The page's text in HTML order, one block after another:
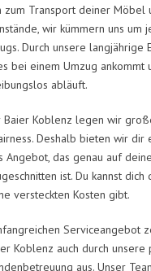
zum Transport deiner Möbel
wir kümmern uns um
Durch unsere langjährige
bei einem Umzug ankommt
abläuft.
Baier Koblenz legen wir
Deshalb bieten wir dir
Angebot, das genau auf
ist. Du kannst dich
versteckten Kosten gibt.
Serviceangebot
Koblenz auch durch
aus. Unser